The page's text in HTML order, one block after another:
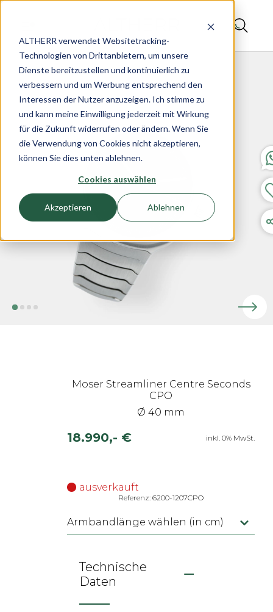
ALTHERR verwendet Websitetracking-
Technologien von Drittanbietern, um unsere
Dienste bereitzustellen und kontinuierlich zu
verbessern und um Werbung entsprechend den
Interessen der Nutzer anzuzeigen. Ich stimme zu
und kann meine Einwilligung jederzeit mit Wirkung
für die Zukunft widerrufen oder ändern. Wenn Sie
die Verwendung von Cookies nicht akzeptieren,
können Sie dies unten ablehnen.
Cookies auswählen
Akzeptieren Ablehnen
Moser Streamliner Centre Seconds
CPO
Ø 40 mm
18.990,- € inkl. 0% MwSt.
ausverkauft
Referenz: 6200-1207CPO
Armbandlänge wählen (in cm)
Technische
Daten